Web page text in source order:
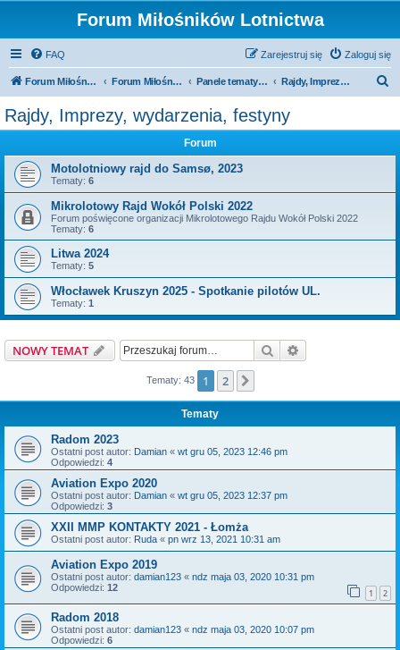
Forum Miłośników Lotnictwa
FAQ Zaloguj się
Zarejestruj się
Forum Miłośników Lotnictwa Forum Miłośników Lotnictwa Panele tematyczne Rajdy, Imprezy, wydarzenia, festyny
Rajdy, Imprezy, wydarzenia, festyny
Forum
Motolotniowy rajd do Samsø, 2023
Tematy: 6
Mikrolotowy Rajd Wokół Polski 2022
Forum poświęcone organizacji Mikrolotowego Rajdu Wokół Polski 2022
Tematy: 6
Litwa 2024
Tematy: 5
Włocławek Kruszyn 2025 - Spotkanie pilotów UL.
Tematy: 1
NOWY TEMAT Szukaj
Tematy: 43 1 2
Tematy
Radom 2023
Ostatni post autor: Damian « wt gru 05, 2023 12:46 pm
Odpowiedzi: 4
Aviation Expo 2020
Ostatni post autor: Damian « wt gru 05, 2023 12:37 pm
Odpowiedzi: 3
XXII MMP KONTAKTY 2021 - Łomża
Ostatni post autor: Ruda « pn wrz 13, 2021 10:31 am
Aviation Expo 2019
Ostatni post autor: damian123 « ndz maja 03, 2020 10:31 pm
Odpowiedzi: 12 1 2
Radom 2018
Ostatni post autor: damian123 « ndz maja 03, 2020 10:07 pm
Odpowiedzi: 6